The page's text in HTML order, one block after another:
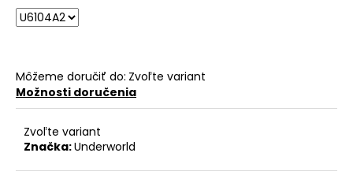
Môžeme doručiť do: Zvoľte variant
Možnosti doručenia
Zvoľte variant
Značka:Underworld